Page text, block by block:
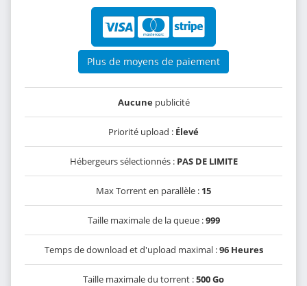
Plus de moyens de paiement
Aucunepublicité
Priorité upload : Élevé
Hébergeurs sélectionnés : PAS DE LIMITE
Max Torrent en parallèle : 15
Taille maximale de la queue :999
Temps de download et d'upload maximal :96 Heures
Taille maximale du torrent :500 Go